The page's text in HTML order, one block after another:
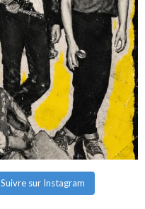
Suivre sur Instagram